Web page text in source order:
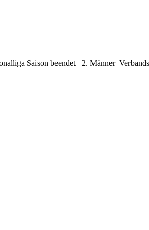
Saison beendet 2. Männer